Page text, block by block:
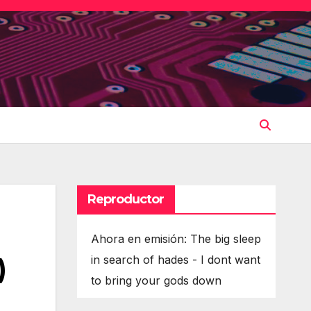
Reproductor
Ahora en emisión: The big sleep
in search of hades - I dont want
to bring your gods down